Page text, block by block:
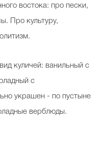
востока: про пески,
Про культуру,
куличей: ванильный с
с
украшен - по пустыне
верблюды.